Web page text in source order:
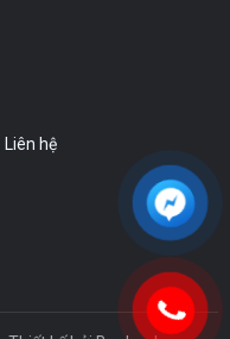
Liên hệ